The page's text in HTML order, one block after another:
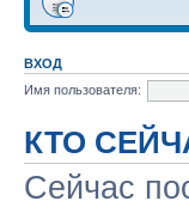
ВХОД
Имя пользователя:
КТО
Сейчас